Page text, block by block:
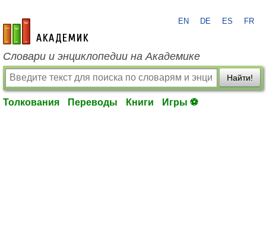
academic.ru
EN DE ES FR
Словари и энциклопедии на Академике
Найти!
Толкования Переводы Книги Игры ⚽